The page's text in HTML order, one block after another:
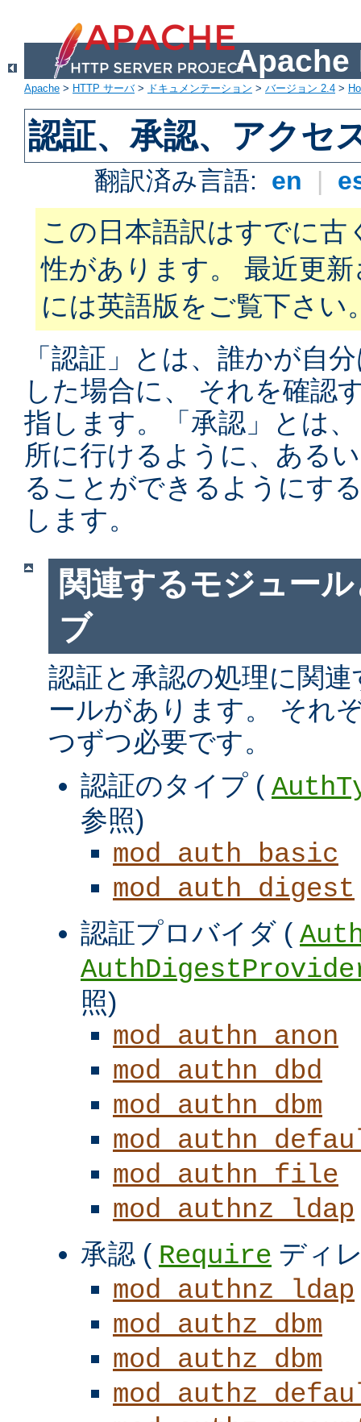
Apache
Apache > HTTP サーバ> ドキュメンテーション > バージョン 2.4 >
認証、承認、アクセ
翻訳済み言語: en |
この日本語訳はすでに古
性があります。 最近更
には英語版をご覧下さい
「認証」とは、誰かが自
した場合に、 それを確認
指します。「承認」とは
所に行けるように、ある
ることができるようにす
します。
関連するモジュー
ブ
認証と承認の処理に関
ールがあります。 それ
つずつ必要です。
認証のタイプ (
参照)
mod_auth_basic
mod_auth_digest
認証プロバイダ (
照)
mod_authn_anon
mod_authn_dbd
mod_authn_dbm
mod_authn_file
mod_authnz_ldap
承認 ( Require ディ
mod_authnz_ldap
mod_authz_dbm
mod_authz_dbm